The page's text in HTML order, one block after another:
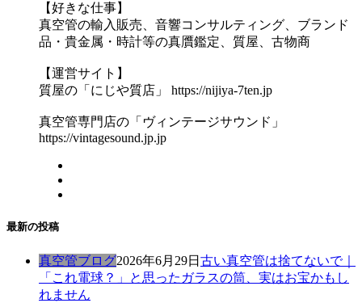
【好きな仕事】
真空管の輸入販売、音響コンサルティング、ブランド
品・貴金属・時計等の真贋鑑定、質屋、古物商
【運営サイト】
質屋の「にじや質店」 https://nijiya-7ten.jp
真空管専門店の「ヴィンテージサウンド」
https://vintagesound.jp.jp
最新の投稿
真空管ブログ2026年6月29日 古い真空管は捨てないで｜
「これ電球？」と思ったガラスの筒、実はお宝かもし
れません